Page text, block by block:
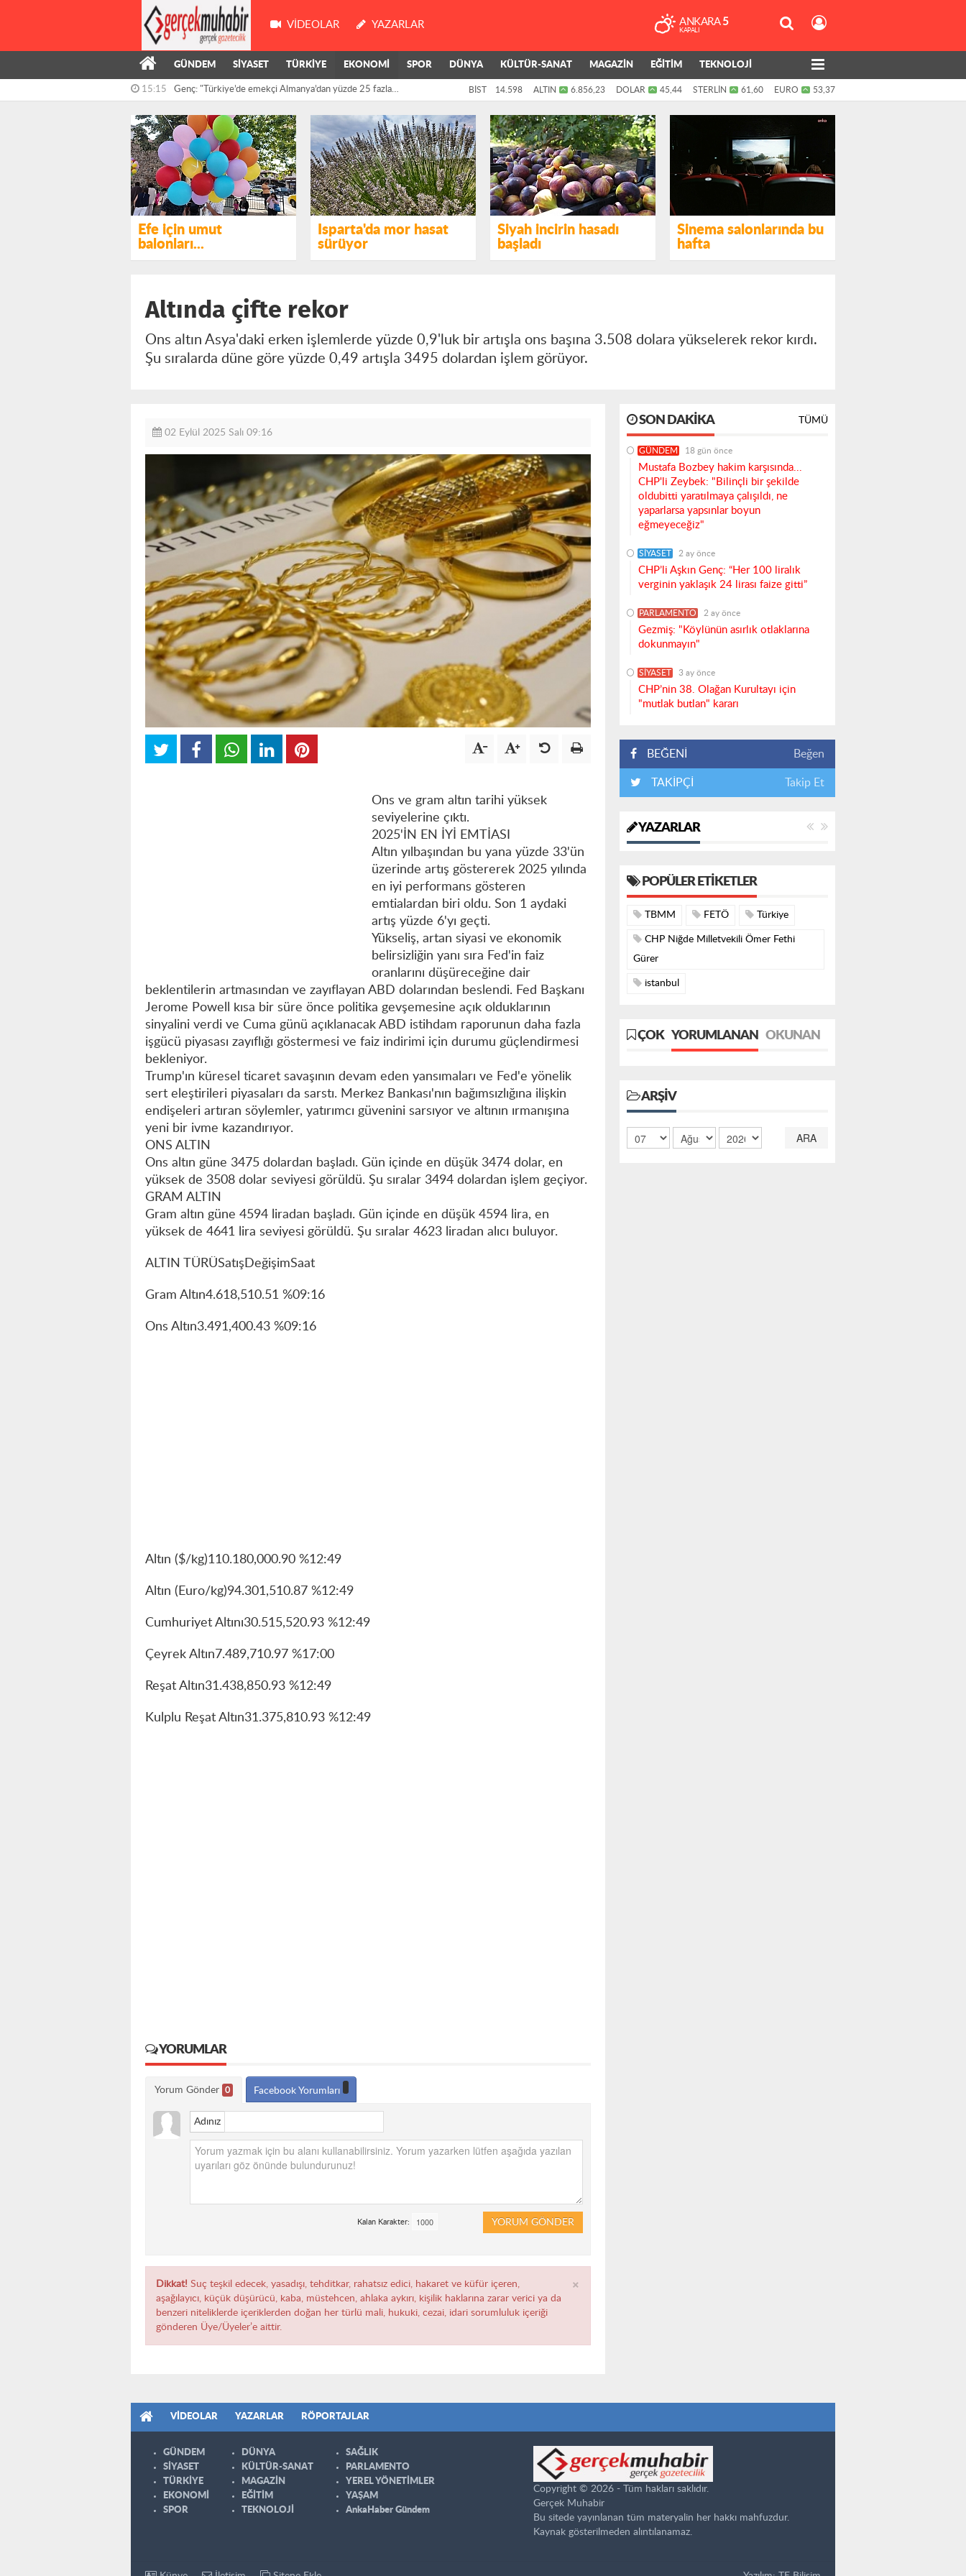
VIDEOLAR YAZARLAR ANKARA 5
KAPALI
GÜNDEM SİYASET TÜRKİYE EKONOMİ SPOR DÜNYA KÜLTÜR-SANAT MAGAZİN EĞİTİM TEKNOLOJİ
15:15 Genç: "Türkiye’de emekçi Almanya’dan yüzde 25 fazla
çalışıyor,...
14:55 Kış’ın önergesi, AKP ve MHP milletvekillerinin oylarıyla
reddedildi
BİST 14.598 ALTIN 6.856,23 DOLAR 45,44 STERLİN 61,60 EURO 53,37
Efe için umut
balonları...
Isparta'da mor hasat
sürüyor
Siyah incirin hasadı
başladı
Sinema salonlarında bu
hafta
Altında çifte rekor
Ons altın Asya'daki erken işlemlerde yüzde 0,9'luk bir artışla ons başına 3.508 dolara yükselerek rekor kırdı.
Şu sıralarda düne göre yüzde 0,49 artışla 3495 dolardan işlem görüyor.
02 Eylül 2025 Salı 09:16
Ons ve gram altın tarihi yüksek
seviyelerine çıktı.
2025'İN EN İYİ EMTİASI
Altın yılbaşından bu yana yüzde 33'ün
üzerinde artış göstererek 2025 yılında
en iyi performans gösteren
emtialardan biri oldu. Son 1 aydaki
artış yüzde 6'yı geçti.
Yükseliş, artan siyasi ve ekonomik
belirsizliğin yanı sıra Fed'in faiz
oranlarını düşüreceğine dair
beklentilerin artmasından ve zayıflayan ABD dolarından beslendi. Fed Başkanı
Jerome Powell kısa bir süre önce politika gevşemesine açık olduklarının
sinyalini verdi ve Cuma günü açıklanacak ABD istihdam raporunun daha fazla
işgücü piyasası zayıflığı göstermesi ve faiz indirimi için durumu güçlendirmesi
bekleniyor.
Trump'ın küresel ticaret savaşının devam eden yansımaları ve Fed'e yönelik
sert eleştirileri piyasaları da sarstı. Merkez Bankası'nın bağımsızlığına ilişkin
endişeleri artıran söylemler, yatırımcı güvenini sarsıyor ve altının ırmanışına
yeni bir ivme kazandırıyor.
ONS ALTIN
Ons altın güne 3475 dolardan başladı. Gün içinde en düşük 3474 dolar, en
yüksek de 3508 dolar seviyesi görüldü. Şu sıralar 3494 dolardan işlem geçiyor.
GRAM ALTIN
Gram altın güne 4594 liradan başladı. Gün içinde en düşük 4594 lira, en
yüksek de 4641 lira seviyesi görüldü. Şu sıralar 4623 liradan alıcı buluyor.
ALTIN TÜRÜSatışDeğişimSaat
Gram Altın4.618,510.51 %09:16
Ons Altın3.491,400.43 %09:16
Altın ($/kg)110.180,000.90 %12:49
Altın (Euro/kg)94.301,510.87 %12:49
Cumhuriyet Altını30.515,520.93 %12:49
Çeyrek Altın7.489,710.97 %17:00
Reşat Altın31.438,850.93 %12:49
Kulplu Reşat Altın31.375,810.93 %12:49
YORUMLAR
Yorum Gönder 0 Facebook Yorumları
Adınız
YORUM GÖNDER
Kalan Karakter:
×
Dikkat! Suç teşkil edecek, yasadışı, tehditkar, rahatsız edici, hakaret ve küfür içeren,
aşağılayıcı, küçük düşürücü, kaba, müstehcen, ahlaka aykırı, kişilik haklarına zarar verici ya da
benzeri niteliklerde içeriklerden doğan her türlü mali, hukuki, cezai, idari sorumluluk içeriği
gönderen Üye/Üyeler’e aittir.
SON DAKIKA TÜMÜ
GÜNDEM 18 gün önce
Mustafa Bozbey hakim karşısında...
CHP'li Zeybek: "Bilinçli bir şekilde
oldubitti yaratılmaya çalışıldı, ne
yaparlarsa yapsınlar boyun
eğmeyeceğiz"
SİYASET 2 ay önce
CHP’li Aşkın Genç: “Her 100 liralık
verginin yaklaşık 24 lirası faize gitti”
PARLAMENTO 2 ay önce
Gezmiş: "Köylünün asırlık otlaklarına
dokunmayın"
SİYASET 3 ay önce
CHP’nin 38. Olağan Kurultayı için
"mutlak butlan" kararı
BEĞENİ Beğen
TAKİPÇİ Takip Et
YAZARLAR
POPÜLER ETIKETLER
TBMM FETÖ Türkiye
CHP Niğde Milletvekili Ömer Fethi
Gürer
istanbul
ÇOK YORUMLANAN OKUNAN
ARŞIV
ARA
VIDEOLAR YAZARLAR RÖPORTAJLAR
GÜNDEM
SİYASET
TÜRKİYE
EKONOMİ
SPOR
DÜNYA
KÜLTÜR-SANAT
MAGAZİN
EĞİTİM
TEKNOLOJİ
SAĞLIK
PARLAMENTO
YEREL YÖNETİMLER
YAŞAM
AnkaHaber Gündem
Copyright © 2026 - Tüm hakları saklıdır.
Gerçek Muhabir
Bu sitede yayınlanan tüm materyalin her hakkı mahfuzdur.
Kaynak gösterilmeden alıntılanamaz.